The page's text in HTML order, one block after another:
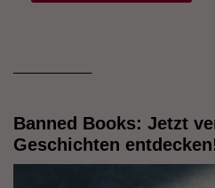
Banned Books: Jetzt
Geschichten